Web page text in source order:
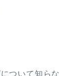
ついて知らな